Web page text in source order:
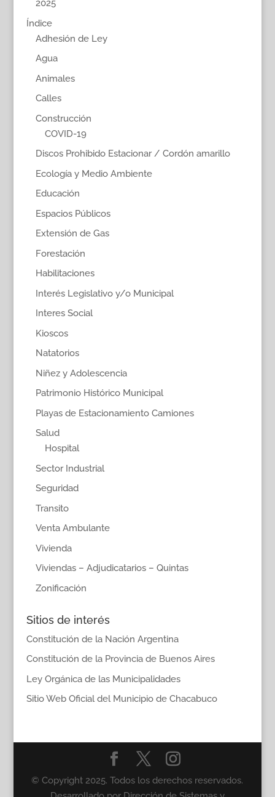
2025
Índice
Adhesión de Ley
Agua
Animales
Calles
Construcción
COVID-19
Discos Prohibido Estacionar / Cordón amarillo
Ecología y Medio Ambiente
Educación
Espacios Públicos
Extensión de Gas
Forestación
Habilitaciones
Interés Legislativo y/o Municipal
Interes Social
Kioscos
Natatorios
Niñez y Adolescencia
Patrimonio Histórico Municipal
Playas de Estacionamiento Camiones
Salud
Hospital
Sector Industrial
Seguridad
Transito
Venta Ambulante
Vivienda
Viviendas – Adjudicatarios – Quintas
Zonificación
Sitios de interés
Constitución de la Nación Argentina
Constitución de la Provincia de Buenos Aires
Ley Orgánica de las Municipalidades
Sitio Web Oficial del Municipio de Chacabuco
© Copyright 2025. Todos los derechos reservados.